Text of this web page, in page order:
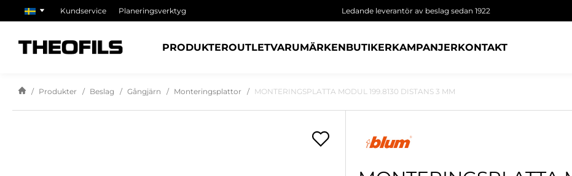
Kundservice Planeringsverktyg Ledande leverantör av beslag sedan 1922
PRODUKTEROUTLETVARUMÄRKENBUTIKERKAMPANJERKONTAKT
Produkter Beslag Gångjärn Monteringsplattor MONTERINGSPLATTA MODUL 199.8130 DISTANS 3 MM